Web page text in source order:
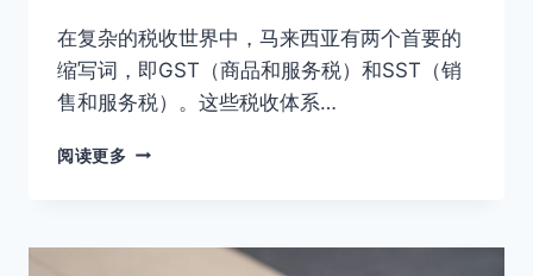
在复杂的税收世界中，马来西亚有两个首要的
缩写词，即GST（商品和服务税）和SST（销
售和服务税）。这些税收体系…
阅读更多 商
务